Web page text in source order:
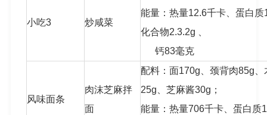
小吃3 炒咸菜
能量：热量12.6千卡、蛋白
化合物2.3.2g 、
钙83毫克
风味面条
肉沫芝麻拌
面
配料：面170g、颈背肉85g
25g、芝麻酱30g；
能量：热量706千卡、蛋白质